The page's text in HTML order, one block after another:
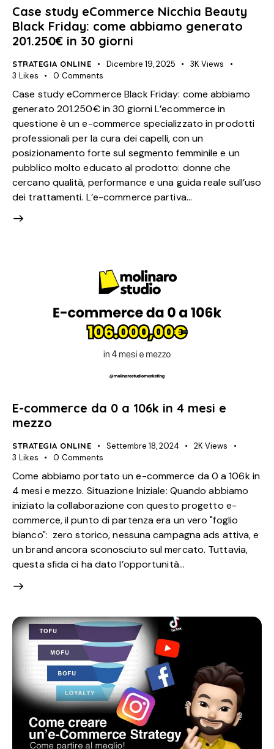
Case study eCommerce Nicchia Beauty
Black Friday: come abbiamo generato
201.250€ in 30 giorni
STRATEGIA ONLINE Dicembre 19, 2025 3K Views
3 Likes 0 Comments
Case study eCommerce Black Friday: come abbiamo
generato 201.250€ in 30 giorni L’ecommerce in
questione è un e-commerce specializzato in prodotti
professionali per la cura dei capelli, con un
posizionamento forte sul segmento femminile e un
pubblico molto educato al prodotto: donne che
cercano qualità, performance e una guida reale sull’uso
dei trattamenti. L’e-commerce partiva…
E-commerce da 0 a 106k in 4 mesi e
mezzo
STRATEGIA ONLINE Settembre 18, 2024 2K Views
3 Likes 0 Comments
Come abbiamo portato un e-commerce da 0 a 106k in
4 mesi e mezzo. Situazione Iniziale: Quando abbiamo
iniziato la collaborazione con questo progetto e-
commerce, il punto di partenza era un vero "foglio
bianco": zero storico, nessuna campagna ads attiva, e
un brand ancora sconosciuto sul mercato. Tuttavia,
questa sfida ci ha dato l’opportunità…